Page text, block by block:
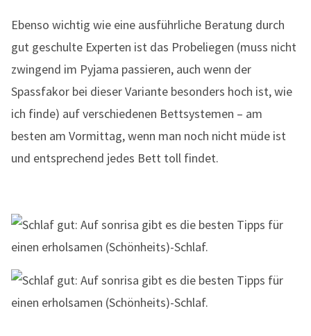
Ebenso wichtig wie eine ausführliche Beratung durch
gut geschulte Experten ist das Probeliegen (muss nicht
zwingend im Pyjama passieren, auch wenn der
Spassfakor bei dieser Variante besonders hoch ist, wie
ich finde) auf verschiedenen Bettsystemen – am
besten am Vormittag, wenn man noch nicht müde ist
und entsprechend jedes Bett toll findet.